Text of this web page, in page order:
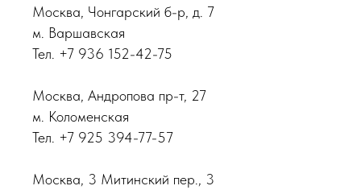
Москва, Чонгарский б-р, д. 7
м. Варшавская
Тел. +7 936 152-42-75
Москва, Андропова пр-т, 27
м. Коломенская
Тел. +7 925 394-77-57
Москва, 3 Митинский пер., 3